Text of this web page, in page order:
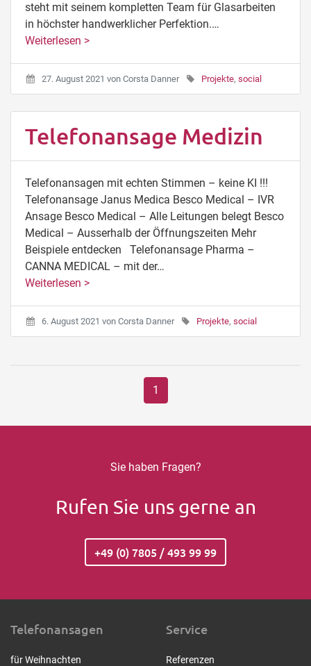
steht mit seinem kompletten Team für Glasarbeiten
in höchster handwerklicher Perfektion.…
Weiterlesen >
27. August 2021 von Corsta Danner Projekte, social
Telefonansage Medizin
Telefonansagen mit echten Stimmen – keine KI !!!
Telefonansage Janus Medica Besco Medical – IVR
Ansage Besco Medical – Alle Leitungen belegt Besco
Medical – Ausserhalb der Öffnungszeiten Mehr
Beispiele entdecken Telefonansage Pharma –
CANNA MEDICAL – mit der…
Weiterlesen >
6. August 2021 von Corsta Danner Projekte, social
1
Sie haben Fragen?
Rufen Sie uns gerne an
+49 (0) 7805 / 493 99 99
Telefonansagen
für Weihnachten
Service
Referenzen